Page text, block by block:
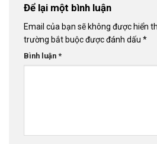
Để lại một bình luận
Email của bạn sẽ không được hiển
trường bắt buộc được đánh dấu *
Bình luận *